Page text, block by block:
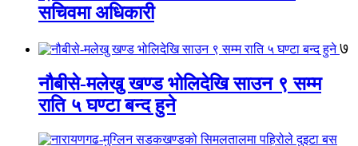
सचिवमा अधिकारी
७
नौबीसे-मलेखु खण्ड भोलिदेखि साउन ९ सम्म
राति ५ घण्टा बन्द हुने